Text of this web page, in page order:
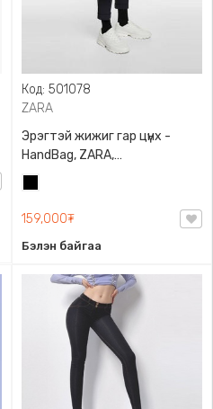
Код: 501078
ZARA
Эрэгтэй жижиг гар цүнх -
HandBag, ZARA,
3720/005/040, PU арьс
159,000₮
Бэлэн байгаа